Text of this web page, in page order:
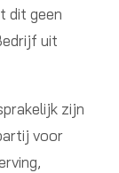
dit geen
uit
zijn
voor